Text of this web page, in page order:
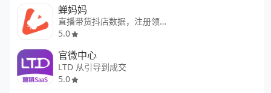
蝉妈妈
直播带货抖店数据，注册领会员
5.0
官微中心
LTD 从引导到成交
5.0